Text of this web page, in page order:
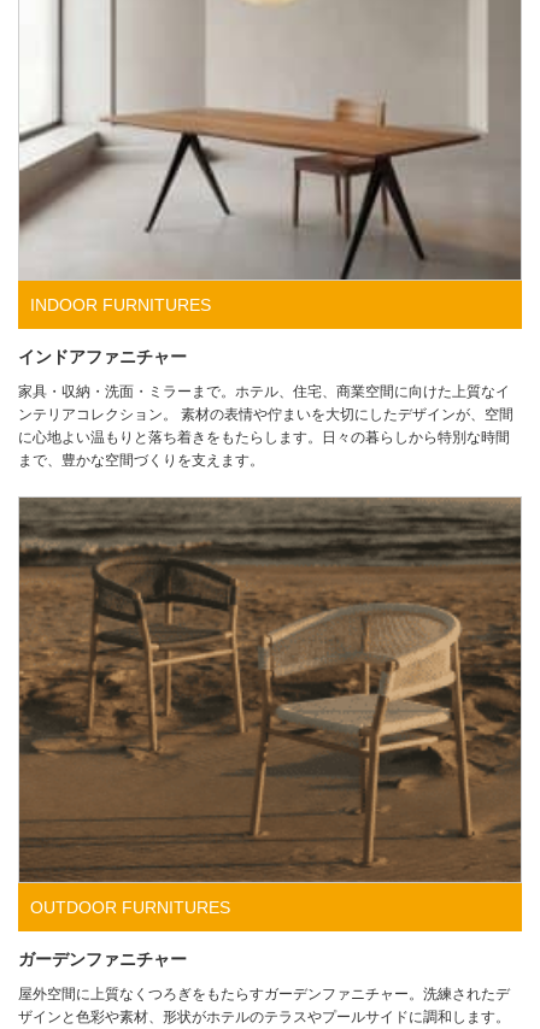
INDOOR FURNITURES
インドアファニチャー
家具・収納・洗面・ミラーまで。ホテル、住宅、商業空間に向けた上質なイ
ンテリアコレクション。 素材の表情や佇まいを大切にしたデザインが、空間
に心地よい温もりと落ち着きをもたらします。日々の暮らしから特別な時間
まで、豊かな空間づくりを支えます。
OUTDOOR FURNITURES
ガーデンファニチャー
屋外空間に上質なくつろぎをもたらすガーデンファニチャー。洗練されたデ
ザインと色彩や素材、形状がホテルのテラスやプールサイドに調和します。